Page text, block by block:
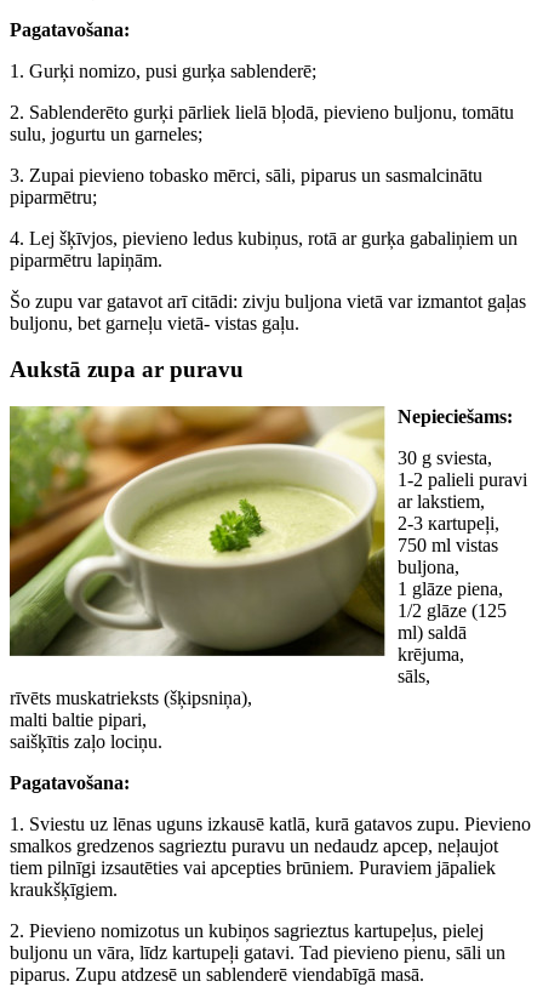
Pagatavošana:
1. Gurķi nomizo, pusi gurķa sablenderē;
2. Sablenderēto gurķi pārliek lielā bļodā, pievieno buljonu, tomātu
sulu, jogurtu un garneles;
3. Zupai pievieno tobasko mērci, sāli, piparus un sasmalcinātu
piparmētru;
4. Lej šķīvjos, pievieno ledus kubiņus, rotā ar gurķa gabaliņiem un
piparmētru lapiņām.
Šo zupu var gatavot arī citādi: zivju buljona vietā var izmantot gaļas
buljonu, bet garneļu vietā- vistas gaļu.
Aukstā zupa ar puravu
Nepieciešams:
30 g sviesta,
1-2 palieli puravi
ar lakstiem,
2-3 кartupeļi,
750 ml vistas
buljona,
1 glāze piena,
1/2 glāze (125
ml) saldā
krējuma,
sāls,
rīvēts muskatrieksts (šķipsniņa),
malti baltie pipari,
saišķītis zaļo lociņu.
Pagatavošana:
1. Sviestu uz lēnas uguns izkausē katlā, kurā gatavos zupu. Pievieno
smalkos gredzenos sagrieztu puravu un nedaudz apcep, neļaujot
tiem pilnīgi izsautēties vai apcepties brūniem. Puraviem jāpaliek
kraukšķīgiem.
2. Pievieno nomizotus un kubiņos sagrieztus kartupeļus, pielej
buljonu un vāra, līdz kartupeļi gatavi. Tad pievieno pienu, sāli un
piparus. Zupu atdzesē un sablenderē viendabīgā masā.